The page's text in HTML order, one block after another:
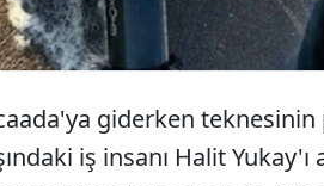
giderken teknesinin
iş insanı Halit